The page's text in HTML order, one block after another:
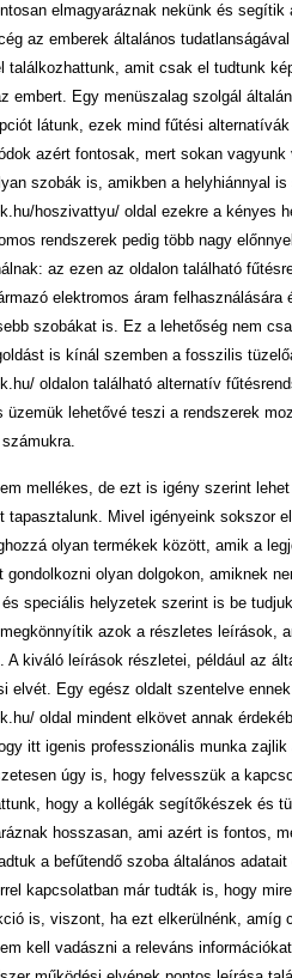
elmagyaráznak nekünk és
az emberek általános
találkozhattunk, amit csak el tudtunk
embert. Egy menüszalag szolgál
látunk, ezek mind fűtési
azért fontosak, mert sokan
szobák is, amikben a helyhiánnyal
hoszivattyu/ oldal ezekre a kényes
rendszerek pedig több nagy
az ezen az oldalon található
elektromos áram
szobákat is. Ez a lehetőség nem
is kínál szemben a fosszilis
oldalon található alternatív
üzemük lehetővé teszi a rendszerek
mellékes, de ezt is igény szerint
tapasztalunk. Mivel igényeink sokszor
olyan termékek között, amik a
gondolkozni olyan dolgokon, amiknek
speciális helyzetek szerint is be
azok a részletes leírások,
A kiváló leírások részletei, például az
elvét. Egy egész oldalt szentelve
oldal mindent elkövet annak
itt igenis professzionális munka
úgy is, hogy felvesszük a
hogy a kollégák segítőkészek és
hosszasan, ami azért is fontos,
a befűtendő szoba általános
kapcsolatban már tudták is, hogy
is, viszont, ha ezt elkerülnénk, amíg
kell vadászni a releváns